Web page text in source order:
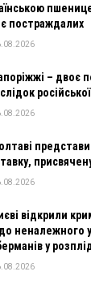
постраждалих
– двоє
відкрили
неналежного
у